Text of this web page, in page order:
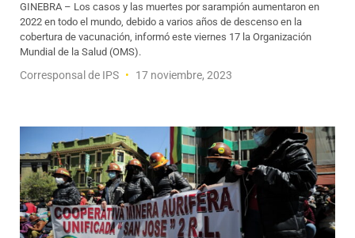
GINEBRA – Los casos y las muertes por sarampión aumentaron en
2022 en todo el mundo, debido a varios años de descenso en la
cobertura de vacunación, informó este viernes 17 la Organización
Mundial de la Salud (OMS).
Corresponsal de IPS 17 noviembre, 2023